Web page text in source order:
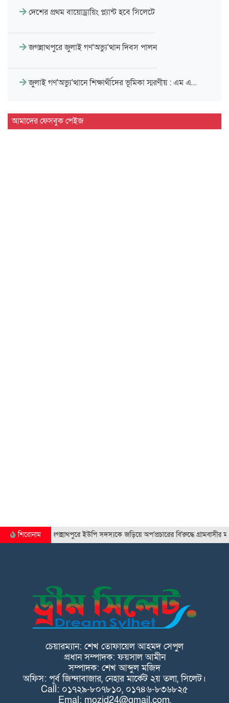
দেশের প্রথম বায়োড্রায়িং প্ল্যান্ট হবে সিলেটে
জগন্নাথপুরে জুলাই গণ'অভ্যু'ত্থান দিবস পালন
জুলাই গণ'অভ্যু'ত্থানে শিক্ষার্থীদের ভূমিকা স্মরণীয় : এম এ…
সিলেট প্রেসক্লাবে জুলাই গণ-অভ্যুত্থান দিবসের আলোচনা সভা
আমাদের ফেসবুক পেইজ
শিরোনাম
জগন্নাথপুরে ইউপি সদস্যকে জড়িয়ে অপ'প্রচারের বি'রুদ্ধে গ্রামবাসীর মান'বব'ন্ধন
চেয়ারম্যান: শেখ তোফায়েল আহমদ সেপুল
প্রধান সম্পাদক: ফয়সাল আমীন
সম্পাদক: শেখ আব্দুল মজিদ
অফিস: পূর্ব জিন্দাবাজার, নেহার মার্কেট ২য় তলা, সিলেট।
Call: ০১৭২৯-৮০৭৮১০, ০১৭৪৬-৮৩৬৮২৫
Emal: mozid24@gmail.com,